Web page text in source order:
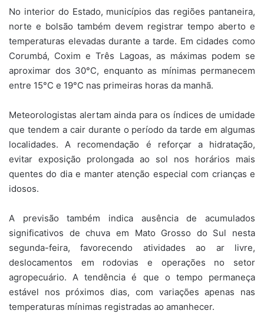
No interior do Estado, municípios das regiões pantaneira,
norte e bolsão também devem registrar tempo aberto e
temperaturas elevadas durante a tarde. Em cidades como
Corumbá, Coxim e Três Lagoas, as máximas podem se
aproximar dos 30°C, enquanto as mínimas permanecem
entre 15°C e 19°C nas primeiras horas da manhã.
Meteorologistas alertam ainda para os índices de umidade
que tendem a cair durante o período da tarde em algumas
localidades. A recomendação é reforçar a hidratação,
evitar exposição prolongada ao sol nos horários mais
quentes do dia e manter atenção especial com crianças e
idosos.
A previsão também indica ausência de acumulados
significativos de chuva em Mato Grosso do Sul nesta
segunda-feira, favorecendo atividades ao ar livre,
deslocamentos em rodovias e operações no setor
agropecuário. A tendência é que o tempo permaneça
estável nos próximos dias, com variações apenas nas
temperaturas mínimas registradas ao amanhecer.